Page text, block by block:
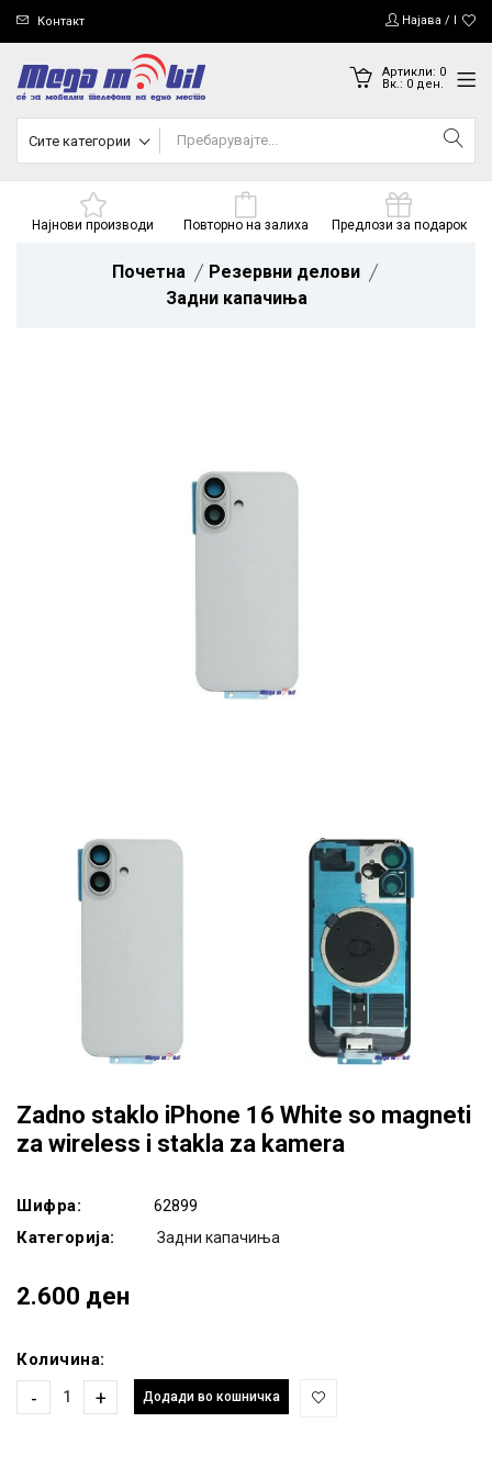
Контакт Најава /
Артикли: 0
Вк.: 0ден.
Сите категории
Најнови производи Повторно на залиха Предлози за подарок
Почетна
Резервни делови
Задни капачиња
Zadno staklo iPhone 16 White so magneti
za wireless i stakla za kamera
Шифра: 62899
Категорија: Задни капачиња
2.600 ден
Количина:
- + Додади во кошничка